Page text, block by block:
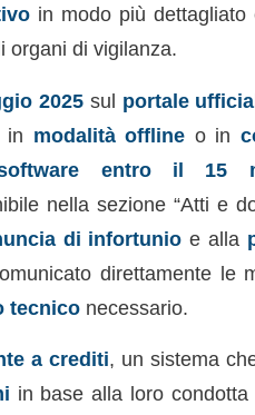
in modo più dettagliato
organi di vigilanza.
2025sul portale
in modalità offline o in
entro il 15
nella sezione “Atti e
di infortunio e alla
direttamente le
tecniconecessario.
a crediti, un sistema
in base alla loro